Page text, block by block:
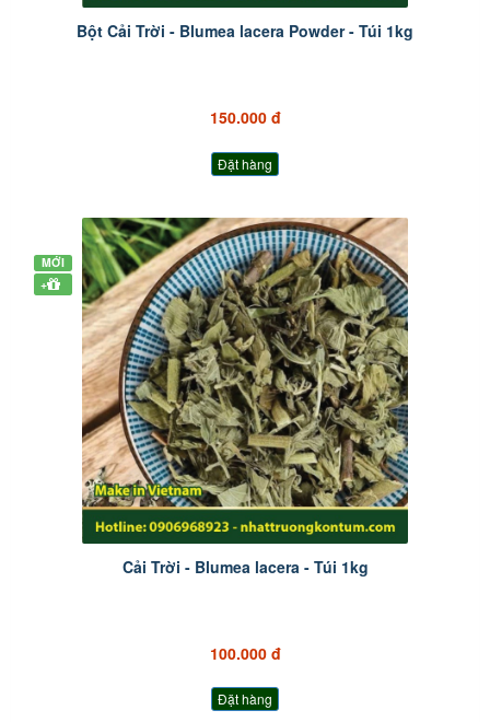
Bột Cải Trời - Blumea lacera Powder - Túi 1kg
150.000 đ
Đặt hàng
MỚI
+
Cải Trời - Blumea lacera - Túi 1kg
100.000 đ
Đặt hàng